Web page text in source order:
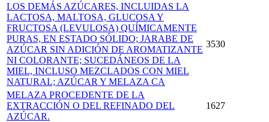
LOS DEMÁS AZÚCARES, INCLUIDAS LA
LACTOSA, MALTOSA, GLUCOSA Y
FRUCTOSA (LEVULOSA) QUÍMICAMENTE
PURAS, EN ESTADO SÓLIDO; JARABE DE
AZÚCAR SIN ADICIÓN DE AROMATIZANTE
NI COLORANTE; SUCEDÁNEOS DE LA
MIEL, INCLUSO MEZCLADOS CON MIEL
NATURAL; AZÚCAR Y MELAZA CA
3530
MELAZA PROCEDENTE DE LA
EXTRACCIÓN O DEL REFINADO DEL
AZÚCAR.
1627